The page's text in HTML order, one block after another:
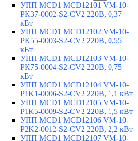
УПП MCD1 MCD12101 VM-10-
PK37-0002-S2-CV2 220В, 0,37
кВт
УПП MCD1 MCD12102 VM-10-
PK55-0003-S2-CV2 220В, 0,55
кВт
УПП MCD1 MCD12103 VM-10-
PK75-0004-S2-CV2 220В, 0,75
кВт
УПП MCD1 MCD12104 VM-10-
P1K1-0006-S2-CV2 220В, 1,1 кВт
УПП MCD1 MCD12105 VM-10-
P1K5-0009-S2-CV2 220В, 1,5 кВт
УПП MCD1 MCD12106 VM-10-
P2K2-0012-S2-CV2 220В, 2,2 кВт
УПП MCD1 MCD12107 VM-10-